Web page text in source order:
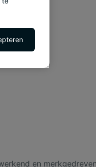
en